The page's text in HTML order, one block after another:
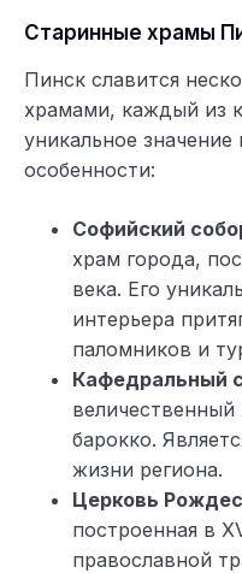
Старинные храмы
Пинск славится
храмами, каждый из
уникальное
особенности:
Софийский
храм города,
века. Его
интерьера
паломников и
Кафедральный
барокко.
жизни региона.
Церковь
построенная в
православной